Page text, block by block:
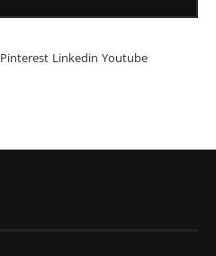
Pinterest Linkedin Youtube